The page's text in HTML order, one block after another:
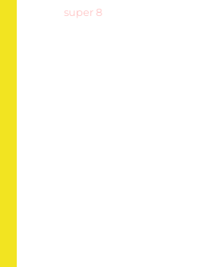
Schlagwörter
super 8